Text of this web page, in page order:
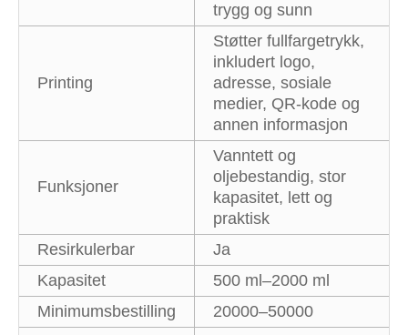
trygg og sunn
Printing
Støtter fullfargetrykk,
inkludert logo,
adresse, sosiale
medier, QR-kode og
annen informasjon
Funksjoner
Vanntett og
oljebestandig, stor
kapasitet, lett og
praktisk
Resirkulerbar
Ja
Kapasitet
500 ml–2000 ml
Minimumsbestilling
20000–50000